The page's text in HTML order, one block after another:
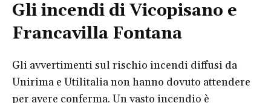
Gli incendi di Vicopisano e
Francavilla Fontana
Gli avvertimenti sul rischio incendi diffusi da
Unirima e Utilitalia non hanno dovuto attendere
per avere conferma. Un vasto incendio è